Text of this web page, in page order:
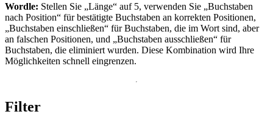
Wordle: Stellen Sie „Länge“ auf 5, verwenden Sie „Buchstaben
nach Position“ für bestätigte Buchstaben an korrekten Positionen,
„Buchstaben einschließen“ für Buchstaben, die im Wort sind, aber
an falschen Positionen, und „Buchstaben ausschließen“ für
Buchstaben, die eliminiert wurden. Diese Kombination wird Ihre
Möglichkeiten schnell eingrenzen.
Filter